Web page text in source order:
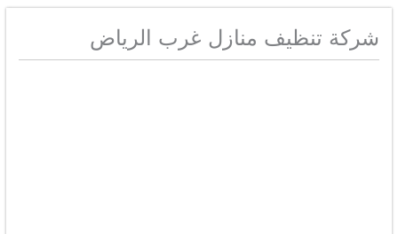
شركة تنظيف منازل غرب الرياض